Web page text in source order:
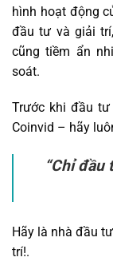
hình hoạt động
đầu tư và giải
cũng tiềm ẩn
soát.
Trước khi đầu
Coinvid – hãy
“Chỉ đầu
Hãy là nhà đầu
trí!.